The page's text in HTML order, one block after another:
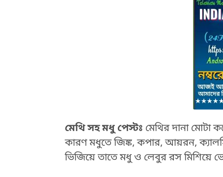
মেথি সহ মধু পেস্টঃ মেথির দানা মোটা
কারণ মধুতে জিঙ্ক, কপার, আয়রন,
ভিজিয়ে তাতে মধু ও লেবুর রস মিশিয়ে